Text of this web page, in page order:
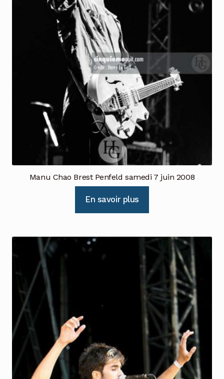
Manu Chao Brest Penfeld samedi 7 juin 2008
En savoir plus